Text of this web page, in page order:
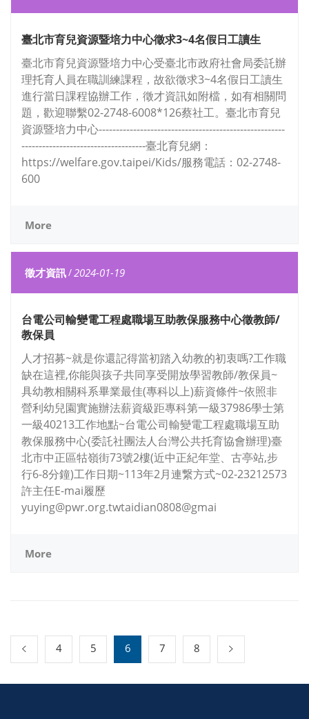
臺北市育兒資源暨培力中心徵求3~4名假日工讀生
臺北市育兒資源暨培力中心受臺北市政府社會局委託辦
理托育人員在職訓練課程，故欲徵求3~4名假日工讀生
進行當日課程協辦工作，徵才資訊如附檔，如有相關問
題，歡迎聯繫02-2748-6008*126蔡社工。臺北市育兒
資源暨培力中心------------------------------------------------------
------------------------------------臺北育兒網：
https://welfare.gov.taipei/Kids/服務電話：02-2748-
600
More
徵才資訊/2024-01-19
台電公司輸變電工程處職場互助教保服務中心徵教師/
教保員
人才招募~就是你還記得當初踏入幼教的初衷嗎?工作職
缺在這裡,你能與孩子共同享受開放學習教師/教保員~
具幼教相關科系畢業最佳(專科以上)薪資條件~依照非
營利幼兒園實施辦法薪資級距專科第一級37986學士第
一級40213工作地點~台電公司輸變電工程處職場互助
教保服務中心(委託社團法人台灣公共托育協會辦理)臺
北市中正區牯嶺街73號2樓(近中正紀年堂、古亭站,步
行6-8分鐘)工作日期~113年2月連繋方式~02-23212573
許主任E-mai履歷
yuying@pwr.org.twtaidian0808@gmai
More
4 5 6 7 8